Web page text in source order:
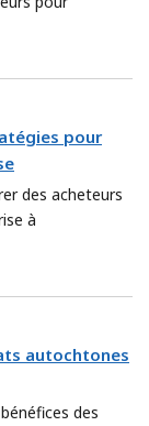
pour
des acheteurs
à
autochtones
des